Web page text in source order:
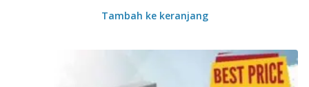
Tambah ke keranjang